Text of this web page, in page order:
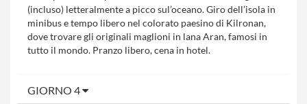
(incluso) letteralmente a picco sul’oceano. Giro dell’isola in
minibus e tempo libero nel colorato paesino di Kilronan,
dove trovare gli originali maglioni in lana Aran, famosi in
tutto il mondo. Pranzo libero, cena in hotel.
GIORNO 4